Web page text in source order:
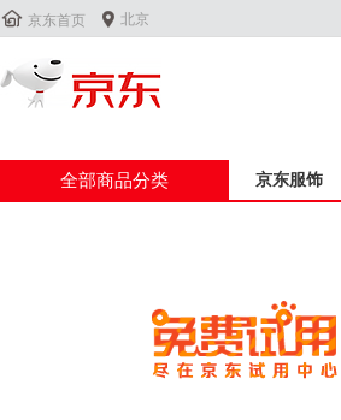
 京东首页  北京
全部商品分类 京东服饰